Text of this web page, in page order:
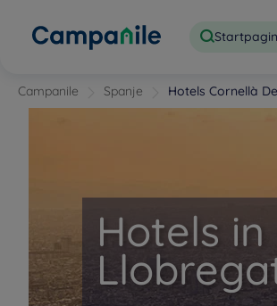
Campanile Spanje Hotels Cornellà
Hotels